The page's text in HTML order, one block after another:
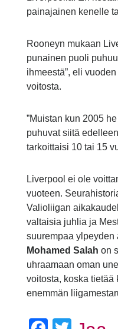
painajainen kenelle
Rooneyn mukaan
punainen puoli
ihmeestä”, eli
voitosta.
”Muistan kun 2005
puhuvat siitä
tarkoittaisi 10 tai 15
Liverpool ei ole
vuoteen.
Valioliigan
valtaisia juhlia ja
suurempaa ylpeyden
Mohamed Salah on
uhraamaan oman
voitosta, koska tietää
enemmän